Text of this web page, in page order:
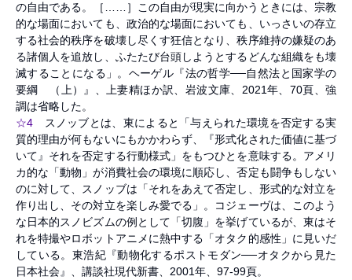
の自由である。［……］この自由が現実に向かうときには、宗教
的な場面においても、政治的な場面においても、いっさいの存立
する社会的秩序を破壊し尽くす狂信となり、秩序維持の嫌疑のあ
る諸個人を追放し、ふたたび台頭しようとするどんな組織をも壊
滅することになる」。ヘーゲル『法の哲学──自然法と国家学の
要綱 （上）』、上妻精ほか訳、岩波文庫、2021年、70頁、強
調は省略した。
☆4 スノッブとは、東によると「与えられた環境を否定する実
質的理由が何もないにもかかわらず、『形式化された価値に基づ
いて』それを否定する行動様式」をもつひとを意味する。アメリ
カ的な「動物」が消費社会の環境に順応し、否定も闘争もしない
のに対して、スノッブは「それをあえて否定し、形式的な対立を
作り出し、その対立を楽しみ愛でる」。コジェーヴは、このよう
な日本的スノビズムの例として「切腹」を挙げているが、東はそ
れを特撮やロボットアニメに熱中する「オタク的感性」に見いだ
している。東浩紀『動物化するポストモダン──オタクから見た
日本社会』、講談社現代新書、2001年、97-99頁。